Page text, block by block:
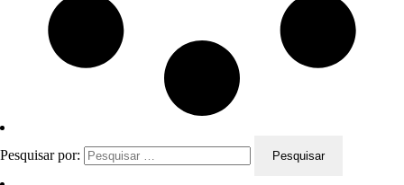
Pesquisar por: